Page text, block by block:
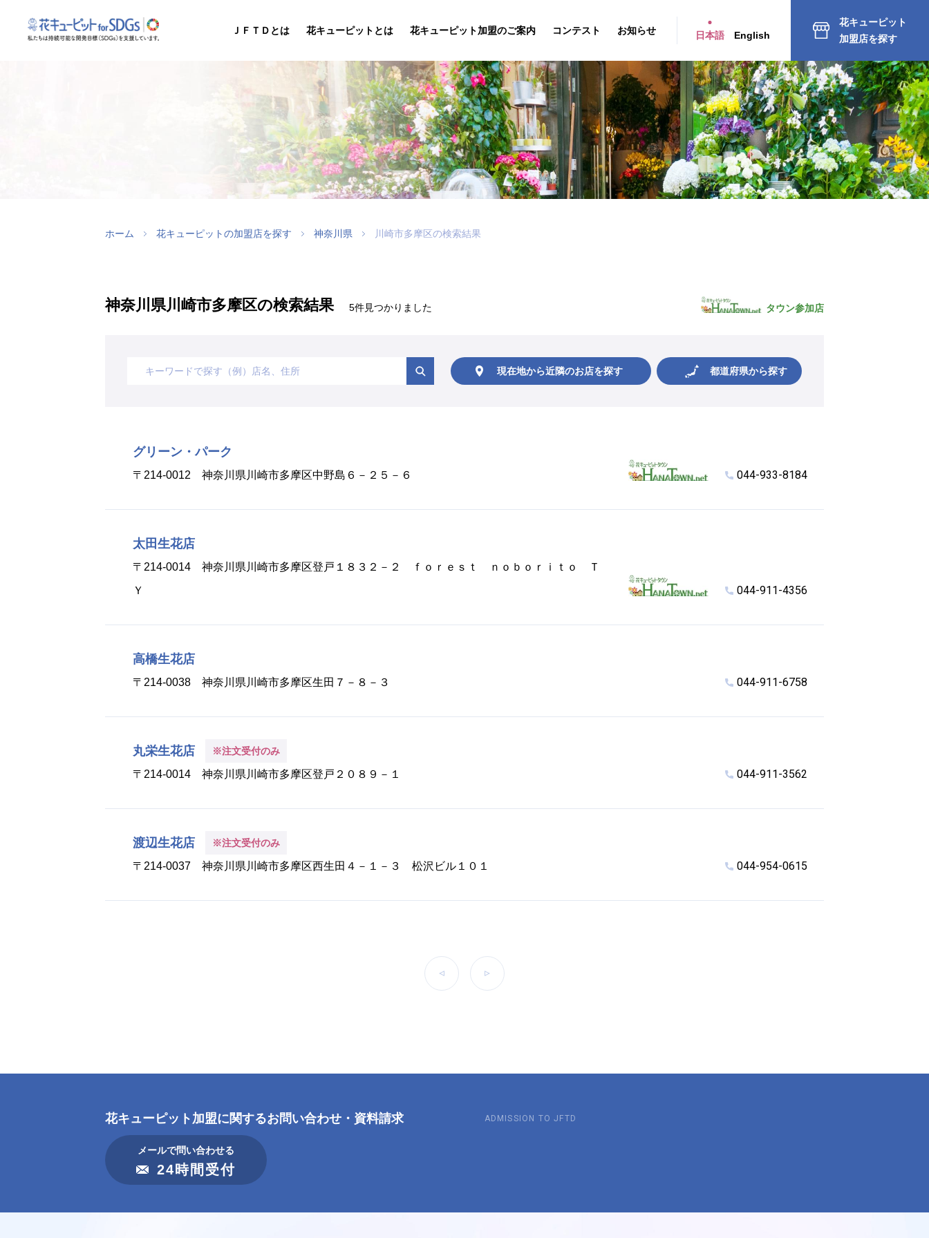
ＪＦＴＤとは 花キューピットとは 花キューピット加盟のご案内 コンテスト お知らせ 日本語 English
花キューピット
加盟店を探す
ホーム 花キューピットの加盟店を探す 神奈川県 川崎市多摩区の検索結果
神奈川県川崎市多摩区の検索結果 5件見つかりました タウン参加店
現在地から近隣のお店を探す 都道府県から探す
グリーン・パーク
〒214-0012 神奈川県川崎市多摩区中野島６－２５－６ 044-933-8184
太田生花店
〒214-0014 神奈川県川崎市多摩区登戸１８３２－２ ｆｏｒｅｓｔ ｎｏｂｏｒｉｔｏ Ｔ
Ｙ
044-911-4356
高橋生花店
〒214-0038 神奈川県川崎市多摩区生田７－８－３ 044-911-6758
丸栄生花店 ※注文受付のみ
〒214-0014 神奈川県川崎市多摩区登戸２０８９－１ 044-911-3562
渡辺生花店 ※注文受付のみ
〒214-0037 神奈川県川崎市多摩区西生田４－１－３ 松沢ビル１０１ 044-954-0615
前へ 次へ
花キューピット加盟に関するお問い合わせ ・ 資料請求 ADMISSION TO JFTD
メールで問い合わせる
24時間受付